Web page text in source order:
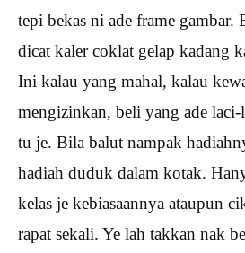
tepi bekas ni ade frame gambar.
dicat kaler coklat gelap kadang
Ini kalau yang mahal, kalau
mengizinkan, beli yang ade
tu je. Bila balut nampak
hadiah duduk dalam kotak.
kelas je kebiasaannya ataupun
rapat sekali. Ye lah takkan nak